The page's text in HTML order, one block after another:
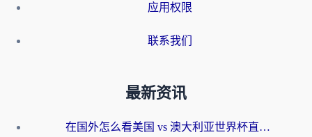
应用权限
联系我们
最新资讯
在国外怎么看美国 vs 澳大利亚世界杯直播？海外党必藏的中文解说观赛指南